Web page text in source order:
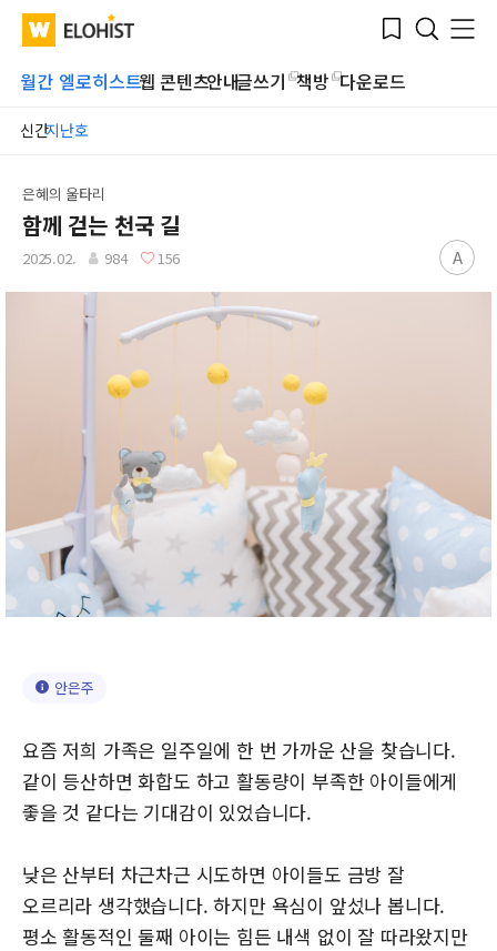
WATV Elohist-
Home
Bookmark
Search
Menu
월간 엘로히스트웹 콘텐츠안내글쓰기 책방 다운로드
신간지난호
Submit
은혜의 울타리
함께 걷는 천국 길
2025.02. 984 156 A
안은주
요즘 저희 가족은 일주일에 한 번 가까운 산을 찾습니다.
같이 등산하면 화합도 하고 활동량이 부족한 아이들에게
좋을 것 같다는 기대감이 있었습니다.
낮은 산부터 차근차근 시도하면 아이들도 금방 잘
오르리라 생각했습니다. 하지만 욕심이 앞섰나 봅니다.
평소 활동적인 둘째 아이는 힘든 내색 없이 잘 따라왔지만